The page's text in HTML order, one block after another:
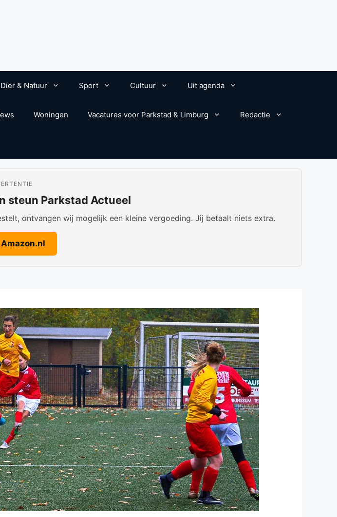
& Natuur Sport Cultuur Uit agenda
Woningen Vacatures voor Parkstad & Limburg Redactie
steun Parkstad Actueel
ontvangen wij mogelijk een kleine vergoeding. Jij betaalt niets extra.